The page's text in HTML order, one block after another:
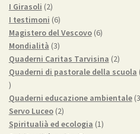
I Girasoli 22
prodotti
I testimoni 66
prodotti
Magistero del Vescovo 66
Mondialità 33
prodotti
Quaderni Caritas Tarvisina 22
Quaderni di pastorale della scuola
5
prodotti
Quaderni educazione ambientale 3
Servo Luceo 22
prodotti
Spiritualià ed ecologia 11